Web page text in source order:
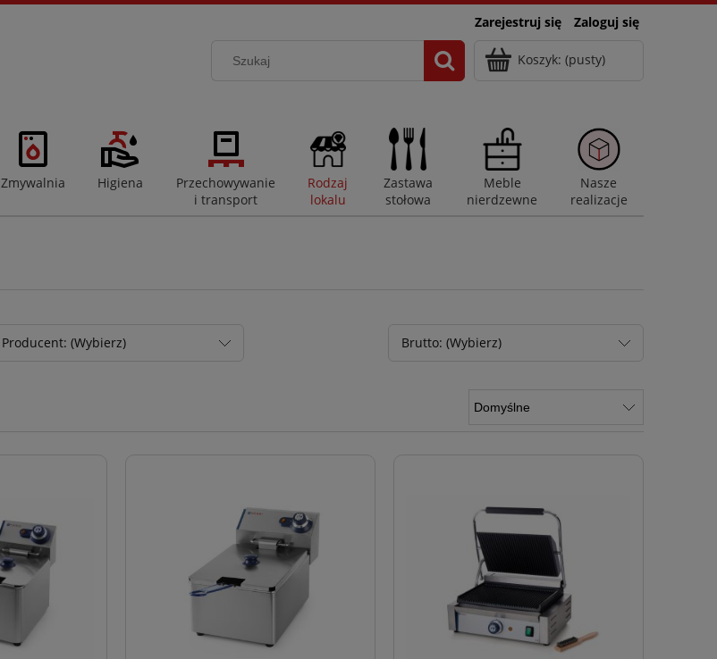
Zarejestruj się Zaloguj się
Koszyk: (pusty)
Zmywalnia Higiena
Przechowywanie
i transport
Rodzaj
lokalu
Zastawa
stołowa
Meble
nierdzewne
Nasze
realizacje
Producent: (Wybierz) Brutto: (Wybierz)